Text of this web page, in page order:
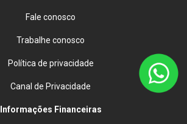
Fale conosco
Trabalhe conosco
Política de privacidade
Canal de Privacidade
Informações Financeiras